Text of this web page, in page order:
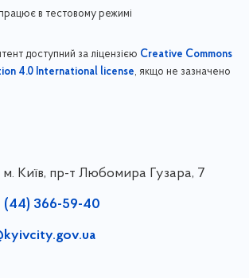
в тестовому режимі
доступний за ліцензією Creative Commons
4.0 International license, якщо не зазначено
м. Київ, пр-т Любомира Гузара, 7
(44) 366-59-40